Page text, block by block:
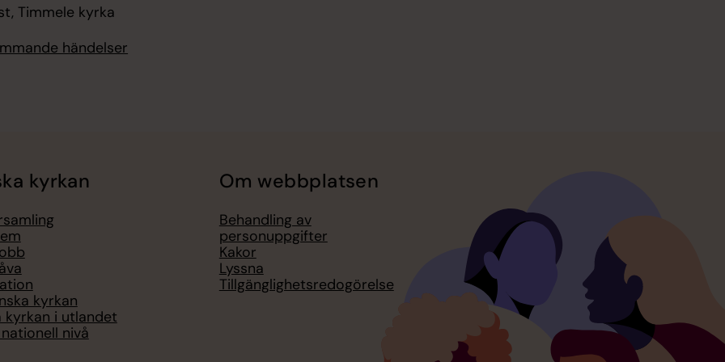
Timmele kyrka
händelser
kyrkan
kyrkan
kyrkan i utlandet
nivå
Om webbplatsen
Behandling av
personuppgifter
Kakor
Lyssna
Tillgänglighetsredogörelse